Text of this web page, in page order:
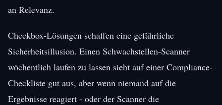
an Relevanz.
Checkbox-Lösungen schaffen eine gefährliche
Sicherheitsillusion. Einen Schwachstellen-Scanner
wöchentlich laufen zu lassen sieht auf einer Compliance-
Checkliste gut aus, aber wenn niemand auf die
Ergebnisse reagiert - oder der Scanner die